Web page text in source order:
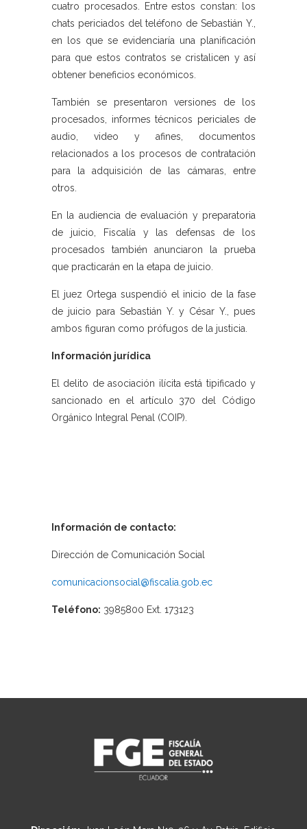
cuatro procesados. Entre estos constan: los
chats periciados del teléfono de Sebastián Y.,
en los que se evidenciaría una planificación
para que estos contratos se cristalicen y así
obtener beneficios económicos.
También se presentaron versiones de los
procesados, informes técnicos periciales de
audio, video y afines, documentos
relacionados a los procesos de contratación
para la adquisición de las cámaras, entre
otros.
En la audiencia de evaluación y preparatoria
de juicio, Fiscalía y las defensas de los
procesados también anunciaron la prueba
que practicarán en la etapa de juicio.
El juez Ortega suspendió el inicio de la fase
de juicio para Sebastián Y. y César Y., pues
ambos figuran como prófugos de la justicia.
Información jurídica
El delito de asociación ilícita está tipificado y
sancionado en el artículo 370 del Código
Orgánico Integral Penal (COIP).
Información de contacto:
Dirección de Comunicación Social
comunicacionsocial@fiscalia.gob.ec
Teléfono: 3985800 Ext. 173123